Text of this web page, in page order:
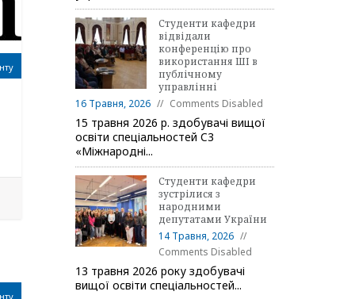
Студенти кафедри
відвідали
конференцію про
використання ШІ в
публічному
управлінні
16 Травня, 2026
Comments Disabled
15 травня 2026 р. здобувачі вищої
освіти спеціальностей C3
«Міжнародні...
Студенти кафедри
зустрілися з
народними
депутатами України
14 Травня, 2026
Comments Disabled
13 травня 2026 року здобувачі
вищої освіти спеціальностей...